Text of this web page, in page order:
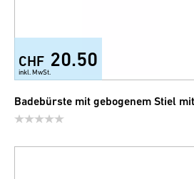
CHF 20.50
inkl. MwSt.
Badebürste mit gebogenem Stiel